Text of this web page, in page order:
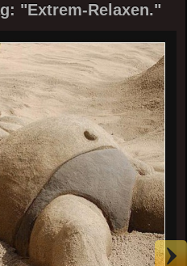
"Extrem-Relaxen."